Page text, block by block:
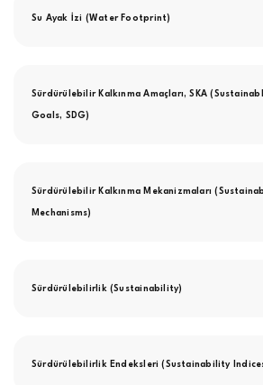
Su Ayak İzi (Water Footprint)
Sürdürülebilir Kalkınma Amaçları, SKA
Goals, SDG)
Sürdürülebilir Kalkınma Mekanizmaları
Mechanisms)
Sürdürülebilirlik (Sustainability)
Sürdürülebilirlik Endeksleri (Sustainability